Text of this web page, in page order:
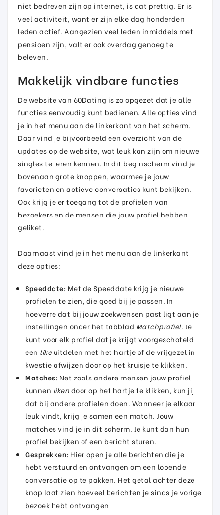
niet bedreven zijn op internet, is dat prettig. Er is
veel activiteit, want er zijn elke dag honderden
leden actief. Aangezien veel leden inmiddels met
pensioen zijn, valt er ook overdag genoeg te
beleven.
Makkelijk vindbare functies
De website van 60Dating is zo opgezet dat je alle
functies eenvoudig kunt bedienen. Alle opties vind
je in het menu aan de linkerkant van het scherm.
Daar vind je bijvoorbeeld een overzicht van de
updates op de website, wat leuk kan zijn om nieuwe
singles te leren kennen. In dit beginscherm vind je
bovenaan grote knoppen, waarmee je jouw
favorieten en actieve conversaties kunt bekijken.
Ook krijg je er toegang tot de profielen van
bezoekers en de mensen die jouw profiel hebben
geliket.
Daarnaast vind je in het menu aan de linkerkant
deze opties:
Speeddate: Met de Speeddate krijg je nieuwe
profielen te zien, die goed bij je passen. In
hoeverre dat bij jouw zoekwensen past ligt aan je
instellingen onder het tabblad Matchprofiel. Je
kunt voor elk profiel dat je krijgt voorgeschoteld
een likeuitdelen met het hartje of de vrijgezel in
kwestie afwijzen door op het kruisje te klikken.
Matches: Net zoals andere mensen jouw profiel
kunnen likendoor op het hartje te klikken, kun jij
dat bij andere profielen doen. Wanneer je elkaar
leuk vindt, krijg je samen een match. Jouw
matches vind je in dit scherm. Je kunt dan hun
profiel bekijken of een bericht sturen.
Gesprekken: Hier open je alle berichten die je
hebt verstuurd en ontvangen om een lopende
conversatie op te pakken. Het getal achter deze
knop laat zien hoeveel berichten je sinds je vorige
bezoek hebt ontvangen.